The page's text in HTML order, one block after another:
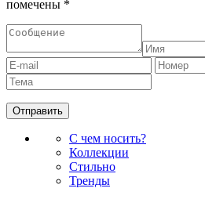
помечены *
С чем носить?
Коллекции
Стильно
Тренды